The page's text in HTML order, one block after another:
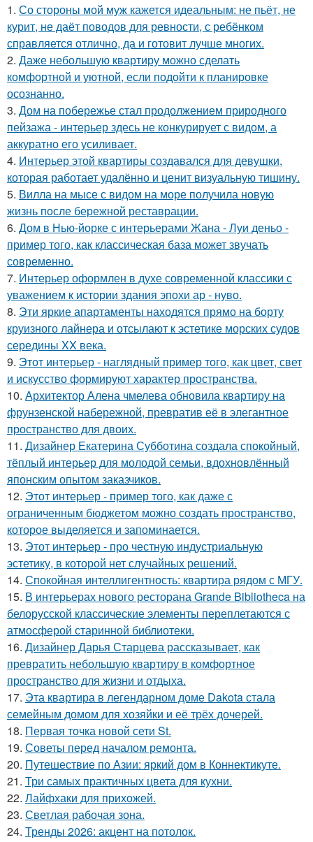
1. Со стороны мой муж кажется идеальным: не пьёт, не
курит, не даёт поводов для ревности, с ребёнком
справляется отлично, да и готовит лучше многих.
2. Даже небольшую квартиру можно сделать
комфортной и уютной, если подойти к планировке
осознанно.
3. Дом на побережье стал продолжением природного
пейзажа - интерьер здесь не конкурирует с видом, а
аккуратно его усиливает.
4. Интерьер этой квартиры создавался для девушки,
которая работает удалённо и ценит визуальную тишину.
5. Вилла на мысе с видом на море получила новую
жизнь после бережной реставрации.
6. Дом в Нью-йорке с интерьерами Жана - Луи деньо -
пример того, как классическая база может звучать
современно.
7. Интерьер оформлен в духе современной классики с
уважением к истории здания эпохи ар - нуво.
8. Эти яркие апартаменты находятся прямо на борту
круизного лайнера и отсылают к эстетике морских судов
середины XX века.
9. Этот интерьер - наглядный пример того, как цвет, свет
и искусство формируют характер пространства.
10. Архитектор Алена чмелева обновила квартиру на
фрунзенской набережной, превратив её в элегантное
пространство для двоих.
11. Дизайнер Екатерина Субботина создала спокойный,
тёплый интерьер для молодой семьи, вдохновлённый
японским опытом заказчиков.
12. Этот интерьер - пример того, как даже с
ограниченным бюджетом можно создать пространство,
которое выделяется и запоминается.
13. Этот интерьер - про честную индустриальную
эстетику, в которой нет случайных решений.
14. Спокойная интеллигентность: квартира рядом с МГУ.
15. В интерьерах нового ресторана Grande Bibliotheca на
белорусской классические элементы переплетаются с
атмосферой старинной библиотеки.
16. Дизайнер Дарья Старцева рассказывает, как
превратить небольшую квартиру в комфортное
пространство для жизни и отдыха.
17. Эта квартира в легендарном доме Dakota стала
семейным домом для хозяйки и её трёх дочерей.
18. Первая точка новой сети St.
19. Советы перед началом ремонта.
20. Путешествие по Азии: яркий дом в Коннектикуте.
21. Три самых практичных цвета для кухни.
22. Лайфхаки для прихожей.
23. Светлая рабочая зона.
24. Тренды 2026: акцент на потолок.